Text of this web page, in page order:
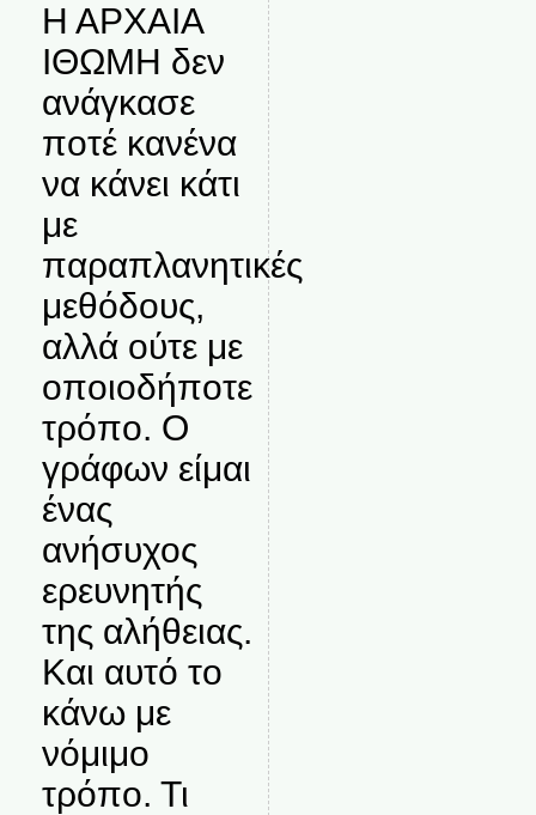
Η ΑΡΧΑΙΑ
ΙΘΩΜΗ δεν
ανάγκασε
ποτέ κανένα
να κάνει κάτι
με
παραπλανητικές
μεθόδους,
αλλά ούτε με
οποιοδήποτε
τρόπο. Ο
γράφων είμαι
ένας
ανήσυχος
ερευνητής
της αλήθειας.
Και αυτό το
κάνω με
νόμιμο
τρόπο. Τι